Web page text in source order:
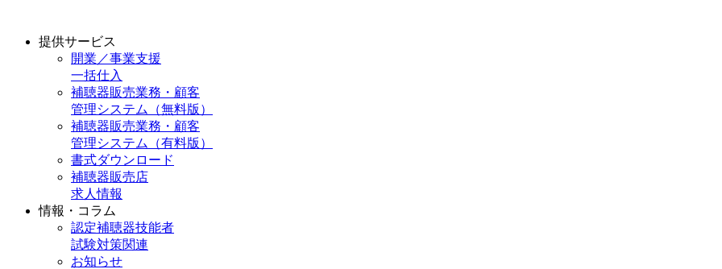
提供サービス
開業／事業支援
一括仕入
補聴器販売業務・顧客
管理システム（無料版）
補聴器販売業務・顧客
管理システム（有料版）
書式ダウンロード
補聴器販売店
求人情報
情報・コラム
認定補聴器技能者
試験対策関連
お知らせ